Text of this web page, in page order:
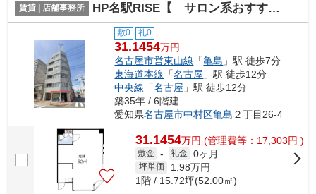
賃貸 | 店舗事務所 HP名駅RISE【 サロン系おすすめ 】
敷0 礼0
31.1454万円
名古屋市営東山線 「亀島 」駅 徒歩7分
東海道本線 「名古屋 」駅 徒歩12分
中央線 「名古屋 」駅 徒歩12分
築35年 / 6階建
愛知県名古屋市中村区亀島 ２丁目26-4
31.1454万円 (管理費等：17,303円 )
敷金 - 礼金 0ヶ月
坪単価 1.98万円
1階 / 15.72坪(52.00㎡)